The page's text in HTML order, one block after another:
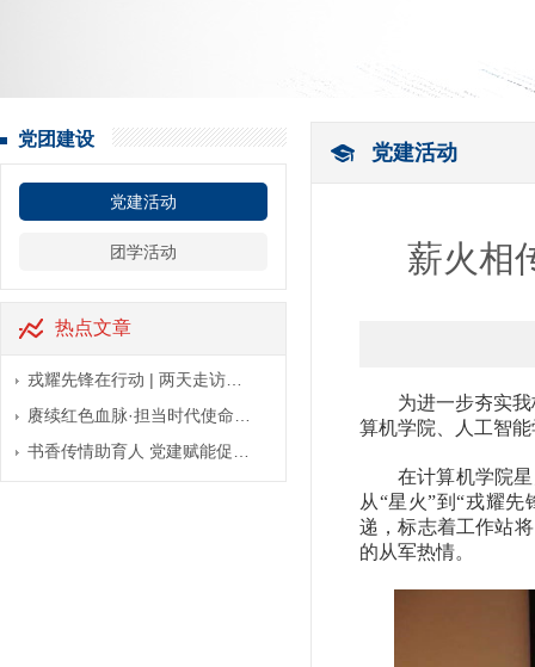
党团建设
党建活动
团学活动
热点文章
戎耀先锋在行动 | 两天走访…
赓续红色血脉·担当时代使命…
书香传情助育人 党建赋能促…
党建活动
薪火相
为进一步夯实
算机学院、人工智
在计算机学院
从“星火”到“戎耀
递，标志着工作站
的从军热情。